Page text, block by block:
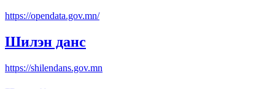
https://opendata.gov.mn/
Шилэн данс
https://shilendans.gov.mn